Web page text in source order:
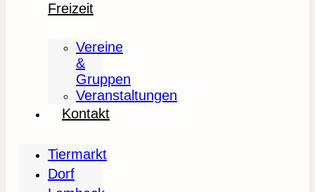
Freizeit
Vereine
&
Gruppen
Veranstaltungen
Kontakt
Tiermarkt
Dorf